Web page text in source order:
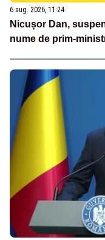
6 aug. 2026, 11:24
Nicușor Dan,
nume de prim-